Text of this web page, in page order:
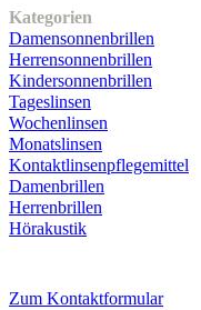
Kategorien
Damensonnenbrillen
Herrensonnenbrillen
Kindersonnenbrillen
Tageslinsen
Wochenlinsen
Monatslinsen
Kontaktlinsenpflegemittel
Damenbrillen
Herrenbrillen
Hörakustik
Zum Kontaktformular